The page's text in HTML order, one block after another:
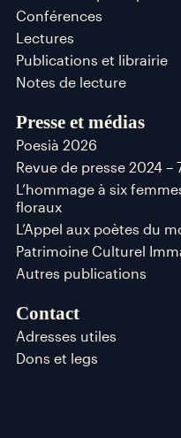
Conférences
Lectures
Publications et librairie
Notes de lecture
Presse et médias
Poesià 2026
Revue de presse 2024 –
L’hommage à six
floraux
L’Appel aux poètes du
Patrimoine Culturel
Autres publications
Contact
Adresses utiles
Dons et legs